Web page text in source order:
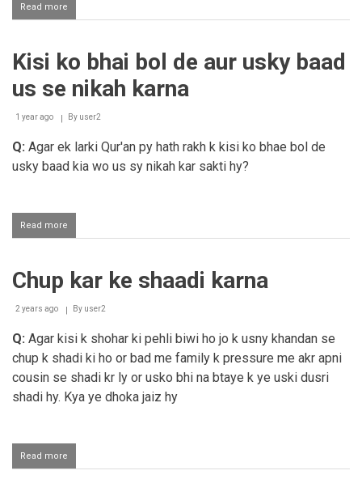
Read more
Abortion
Kisi ko bhai bol de aur usky baad
us se nikah karna
1 year ago By user2
Q: Agar ek larki Qur'an py hath rakh k kisi ko bhae bol de
usky baad kia wo us sy nikah kar sakti hy?
Read more
Kisi
bol
aur
baad
se
nikah
karna
Chup kar ke shaadi karna
2 years ago By user2
Q: Agar kisi k shohar ki pehli biwi ho jo k usny khandan se
chup k shadi ki ho or bad me family k pressure me akr apni
cousin se shadi kr ly or usko bhi na btaye k ye uski dusri
shadi hy. Kya ye dhoka jaiz hy
Read more
Chup